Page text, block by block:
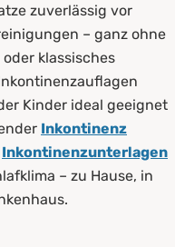
zuverlässig vor
– ganz ohne
klassisches
Kinder ideal geeignet
Inkontinenz
Inkontinenzunterlagen
– zu Hause, in